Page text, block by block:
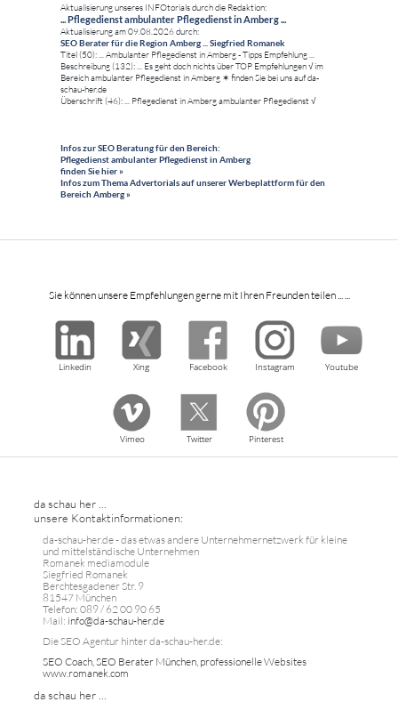
Aktualisierung unseres INFOtorials durch die Redaktion:
... Pflegedienst ambulanter Pflegedienst in Amberg ...
Aktualisierung am 09.08.2026 durch:
SEO Berater für die Region Amberg ... Siegfried Romanek
Titel (50): ... Ambulanter Pflegedienst in Amberg - Tipps Empfehlung ...
Beschreibung (132): ... Es geht doch nichts über TOP Empfehlungen √ im
Bereich ambulanter Pflegedienst in Amberg ✶ finden Sie bei uns auf da-
schau-her.de
Überschrift (46): ... Pflegedienst in Amberg ambulanter Pflegedienst √
Infos zur SEO Beratung für den Bereich:
Pflegedienst ambulanter Pflegedienst in Amberg
finden Sie hier »
Infos zum Thema Advertorials auf unserer Werbeplattform für den
Bereich Amberg »
Sie können unsere Empfehlungen gerne mit Ihren Freunden teilen ... ...
Linkedin Xing Facebook Instagram Youtube
Vimeo Twitter Pinterest
da schau her ...
unsere Kontaktinformationen:
da-schau-her.de - das etwas andere Unternehmernetzwerk für kleine
und mittelständische Unternehmen
Romanek mediamodule
Siegfried Romanek
Berchtesgadener Str. 9
81547 München
Telefon: 089 / 62 00 90 65
Mail: info@da-schau-her.de
Die SEO Agentur hinter da-schau-her.de:
SEO Coach, SEO Berater München, professionelle Websites
www.romanek.com
da schau her ...